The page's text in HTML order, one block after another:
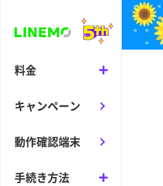
料金
キャンペーン
動作確認端末
手続き方法